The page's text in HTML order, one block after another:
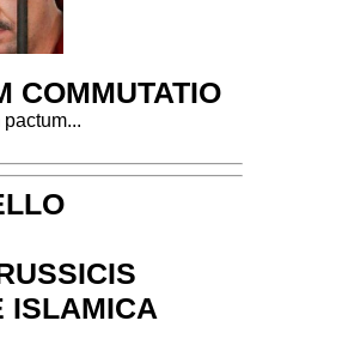
COMMUTATIO
ISLAMICA